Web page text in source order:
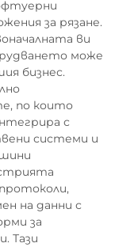
за рязане.
ви
може
бизнес.
по които
с
системи и
на данни с
за
Тази